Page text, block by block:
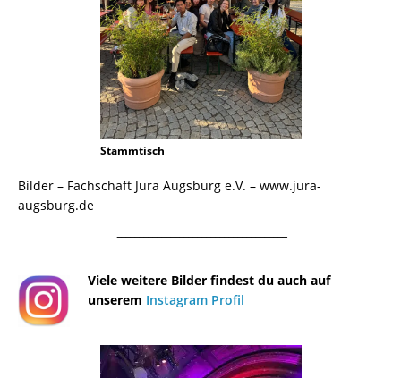
Stammtisch
Bilder – Fachschaft Jura Augsburg e.V. – www.jura-
augsburg.de
¯¯¯¯¯¯¯¯¯¯¯¯¯¯¯¯¯¯¯¯¯¯¯¯¯¯¯¯¯¯¯¯¯¯¯¯¯¯
Viele weitere Bilder findest du auch auf
unserem Instagram Profil